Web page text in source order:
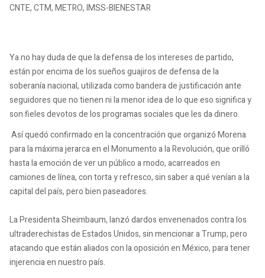
CNTE, CTM, METRO, IMSS-BIENESTAR
Ya no hay duda de que la defensa de los intereses de partido,
están por encima de los sueños guajiros de defensa de la
soberanía nacional, utilizada como bandera de justificación ante
seguidores que no tienen ni la menor idea de lo que eso significa y
son fieles devotos de los programas sociales que les da dinero.
Así quedó confirmado en la concentración que organizó Morena
para la máxima jerarca en el Monumento a la Revolución, que orilló
hasta la emoción de ver un público a modo, acarreados en
camiones de línea, con torta y refresco, sin saber a qué venían a la
capital del país, pero bien paseadores.
La Presidenta Sheimbaum, lanzó dardos envenenados contra los
ultraderechistas de Estados Unidos, sin mencionar a Trump, pero
atacando que están aliados con la oposición en México, para tener
injerencia en nuestro país.